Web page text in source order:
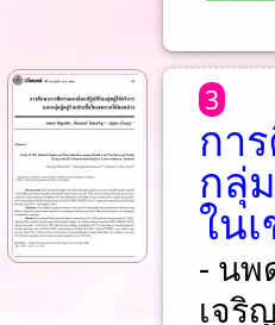
3
กา
กลุ่
ใน
- นพ
เจริ